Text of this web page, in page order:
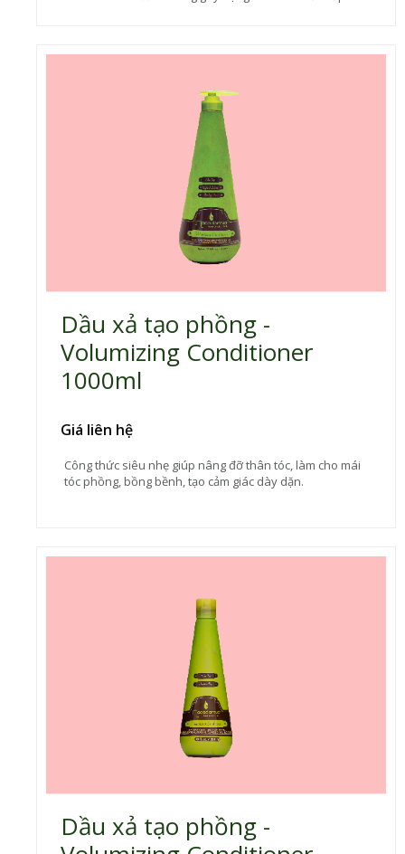
Dầu xả tạo phồng -
Volumizing Conditioner
1000ml
Giá liên hệ
Công thức siêu nhẹ giúp nâng đỡ thân tóc, làm cho mái
tóc phồng, bồng bềnh, tạo cảm giác dày dặn.
Dầu xả tạo phồng -